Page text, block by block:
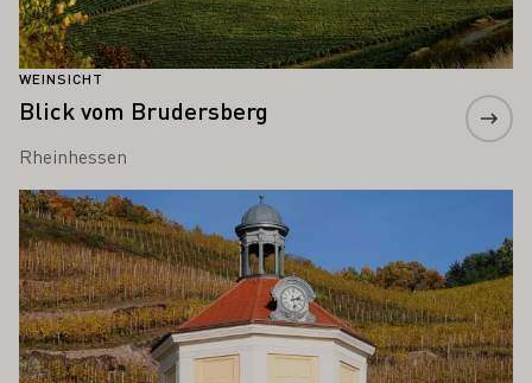
WEINSICHT
Blick vom Brudersberg
Rheinhessen
Mehr erfahren